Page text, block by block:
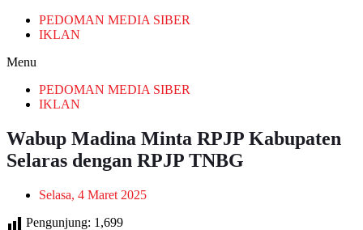
PEDOMAN MEDIA SIBER
IKLAN
Menu
PEDOMAN MEDIA SIBER
IKLAN
Wabup Madina Minta RPJP Kabupaten
Selaras dengan RPJP TNBG
Selasa, 4 Maret 2025
Pengunjung: 1,699